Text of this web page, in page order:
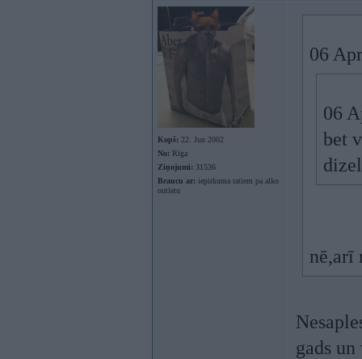
Kopš: 22. Jun 2002
No: Rīga
Ziņojumi: 31536
Braucu ar: iepirkuma ratiem pa alko
outletu
06
06
bet
nē,arī
gads